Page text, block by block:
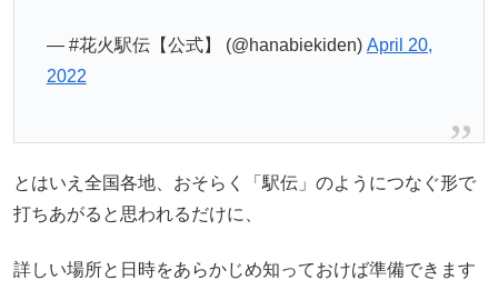
— #花火駅伝【公式】 (@hanabiekiden) April 20,
2022
とはいえ全国各地、おそらく「駅伝」のようにつなぐ形で
打ちあがると思われるだけに、
詳しい場所と日時をあらかじめ知っておけば準備できます